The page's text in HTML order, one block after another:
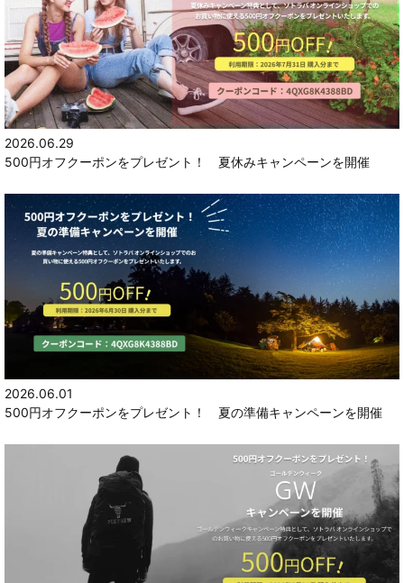
2026.06.29
500円オフクーポンをプレゼント！ 夏休みキャンペーンを開催
2026.06.01
500円オフクーポンをプレゼント！ 夏の準備キャンペーンを開催